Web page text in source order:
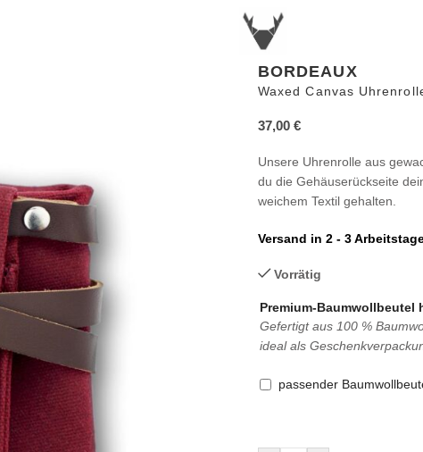
BORDEAUX
Waxed Canvas
37,00 €
Unsere Uhrenrolle aus
du die Gehäuserückseite
weichem Textil gehalten.
Versand in 2 - 3
Vorrätig
Premium-Baumwollbeutel
Gefertigt aus 100 %
ideal als
passender